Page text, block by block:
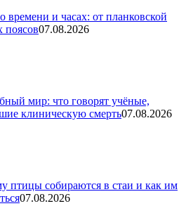
времени и часах: от планковской
поясов07.08.2026
мир: что говорят учёные,
клиническую смерть07.08.2026
птицы собираются в стаи и как им
07.08.2026